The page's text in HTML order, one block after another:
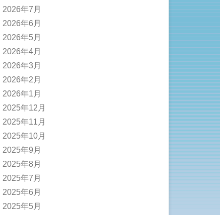
2026年7月
2026年6月
2026年5月
2026年4月
2026年3月
2026年2月
2026年1月
2025年12月
2025年11月
2025年10月
2025年9月
2025年8月
2025年7月
2025年6月
2025年5月